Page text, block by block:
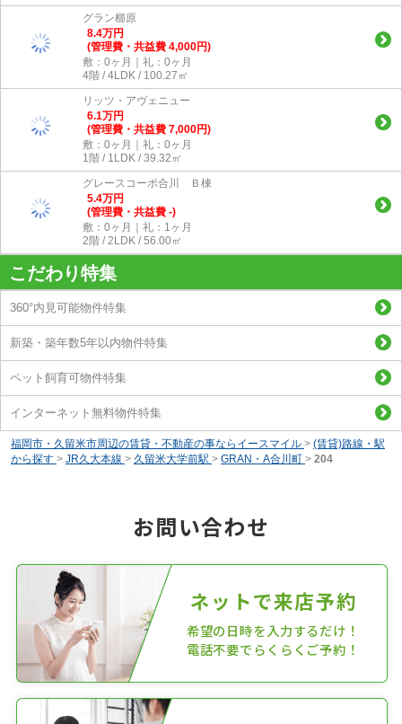
グラン櫛原
8.4万円
(管理費・共益費 4,000円)
敷：0ヶ月｜礼：0ヶ月
4階 / 4LDK / 100.27㎡
リッツ・アヴェニュー
6.1万円
(管理費・共益費 7,000円)
敷：0ヶ月｜礼：0ヶ月
1階 / 1LDK / 39.32㎡
グレースコーポ合川 Ｂ棟
5.4万円
(管理費・共益費 -)
敷：0ヶ月｜礼：1ヶ月
2階 / 2LDK / 56.00㎡
こだわり特集
360°内見可能物件特集
新築・築年数5年以内物件特集
ペット飼育可物件特集
インターネット無料物件特集
福岡市・久留米市周辺の賃貸・不動産の事ならイースマイル > (賃貸)路線・駅
から探す > JR久大本線 > 久留米大学前駅 > GRAN・A合川町 > 204
お問い合わせ
ネットで来店予約
希望の日時を入力するだけ！
電話不要でらくらくご予約！